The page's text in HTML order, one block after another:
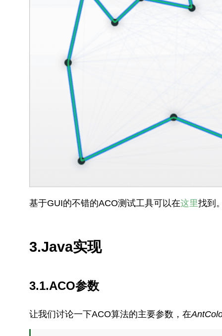
基于GUI的不错的ACO测试工具可以在这里找到
3.Java实现
3.1.ACO参数
让我们讨论一下ACO算法的主要参数，在